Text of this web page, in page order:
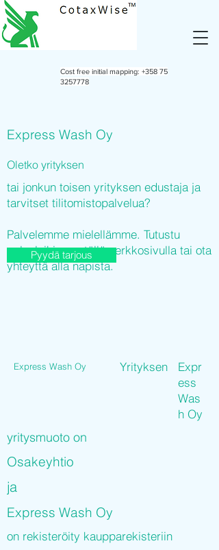
Cost free initial mapping: +358 75
3257778
Express Wash Oy
Oletko yrityksen
tai jonkun toisen yrityksen edustaja ja
tarvitset tilitomistopalvelua?
Palvelemme mielellämme. Tutustu
palveluihimme tällä verkkosivulla tai ota
yhteyttä alla napista.
Pyydä tarjous
Expr
ess
Was
h Oy
Express Wash Oy Yrityksen
yritysmuoto on
Osakeyhtio
ja
Express Wash Oy
on rekisteröity kaupparekisteriin